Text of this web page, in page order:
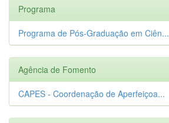
Programa
Programa de Pós-Graduação em Ciên...
Agência de Fomento
CAPES - Coordenação de Aperfeiçoa...